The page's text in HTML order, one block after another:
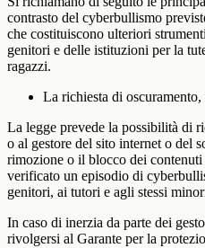
contrasto del cyberbullismo
che costituiscono ulteriori
genitori e delle istituzioni per la
ragazzi.
La richiesta di
La legge prevede la possibilità di
o al gestore del sito internet o del
rimozione o il blocco dei
verificato un episodio di
genitori, ai tutori e agli stessi
In caso di inerzia da parte dei
rivolgersi al Garante per la